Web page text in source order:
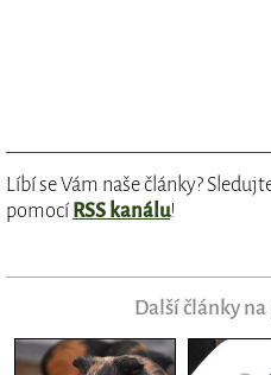
Líbí se Vám naše články?
pomocí RSS kanálu!
Další články